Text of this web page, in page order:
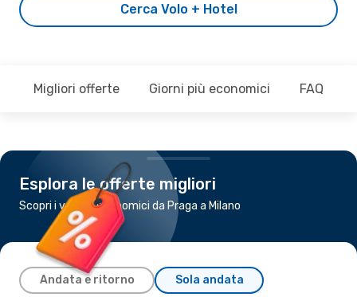
Cerca Volo + Hotel
Migliori offerte Giorni più economici FAQ
Esplora le offerte migliori
Scopri i voli più economici da Praga a Milano
Andata e ritorno Sola andata